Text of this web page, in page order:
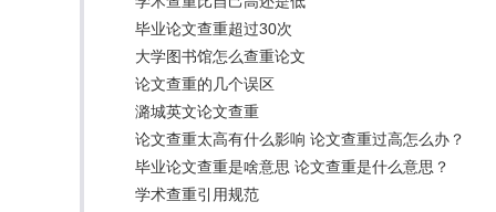
毕业论文查重超过30次
大学图书馆怎么查重论文
论文查重的几个误区
潞城英文论文查重
论文查重太高有什么影响 论文查重过高怎么办？
毕业论文查重是啥意思 论文查重是什么意思？
学术查重引用规范